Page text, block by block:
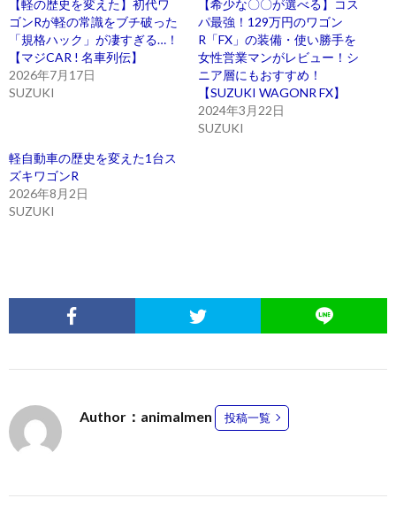
【軽の歴史を変えた】初代ワ
ゴンRが軽の常識をブチ破った
「規格ハック」が凄すぎる…！
【マジCAR ! 名車列伝】
2026年7月17日
SUZUKI
【希少な〇〇が選べる】コス
パ最強！129万円のワゴン
R「FX」の装備・使い勝手を
女性営業マンがレビュー！シ
ニア層にもおすすめ！
【SUZUKI WAGONR FX】
2024年3月22日
SUZUKI
軽自動車の歴史を変えた1台ス
ズキワゴンR
2026年8月2日
SUZUKI
Author：animalmen 投稿一覧